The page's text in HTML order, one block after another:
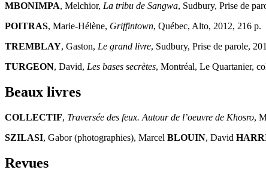
MBONIMPA, Melchior, La tribu de Sangwa, Sudbury, Prise de
POITRAS, Marie-Hélène, Griffintown, Québec, Alto, 2012, 216 p.
TREMBLAY, Gaston, Le grand livre, Sudbury, Prise de parole,
TURGEON, David, Les bases secrètes, Montréal, Le Quartanier,
Beaux livres
COLLECTIF, Traversée des feux. Autour de l’oeuvre de Khosro,
SZILASI, Gabor (photographies), Marcel BLOUIN, David
Revues